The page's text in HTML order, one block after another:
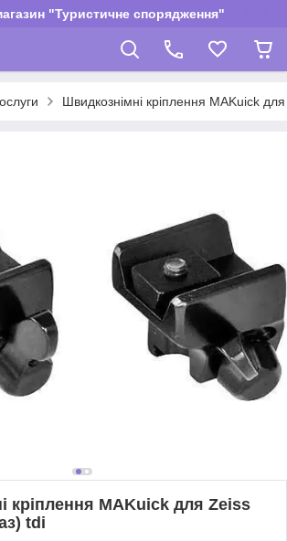
"Туристичне спорядження"
Швидкознімні кріплення MAKuick
кріплення MAKuick для Zeiss
tdi